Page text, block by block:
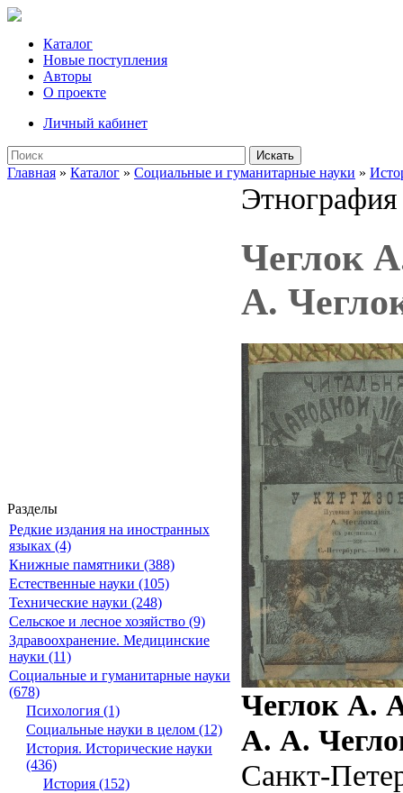
Каталог
Новые поступления
Авторы
О проекте
Личный кабинет
Искать
Главная » Каталог » Социальные и гуманитарные науки »
Разделы
Редкие издания на иностранных
языках (4)
Книжные памятники (388)
Естественные науки (105)
Технические науки (248)
Сельское и лесное хозяйство (9)
Здравоохранение. Медицинские
науки (11)
Социальные и гуманитарные науки
(678)
Психология (1)
Социальные науки в целом (12)
История. Исторические науки
(436)
История (152)
Этнография
Чеглок
А.
Чеглок А.
А. А.
Санкт-